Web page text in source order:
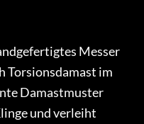
Messer
Torsionsdamast im
Damastmuster
und verleiht